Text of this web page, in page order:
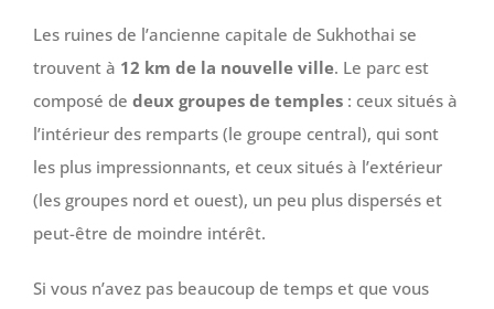
Les ruines de l’ancienne capitale de Sukhothai se
trouvent à 12 km de la nouvelle ville. Le parc est
composé de deux groupes de temples : ceux situés à
l’intérieur des remparts (le groupe central), qui sont
les plus impressionnants, et ceux situés à l’extérieur
(les groupes nord et ouest), un peu plus dispersés et
peut-être de moindre intérêt.
Si vous n’avez pas beaucoup de temps et que vous